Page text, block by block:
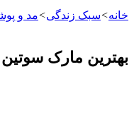
خانه>سبک زندگی>مد و
بهترین مارک سوتین سایز بزرگ: